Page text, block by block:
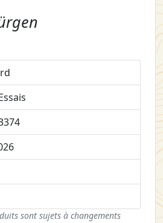
sont sujets à changements